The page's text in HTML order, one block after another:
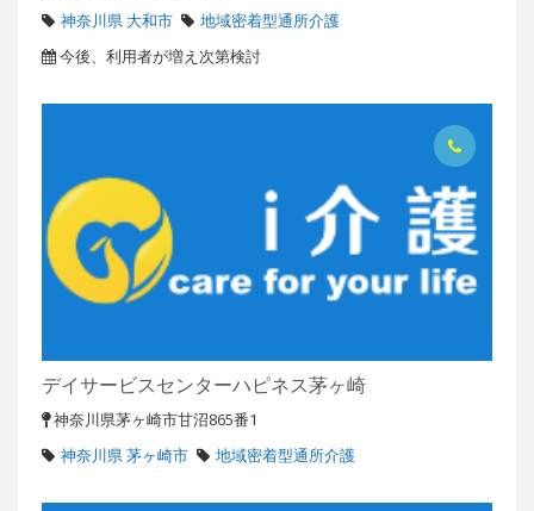
神奈川県 大和市
地域密着型通所介護
今後、利用者が増え次第検討
デイサービスセンターハピネス茅ヶ崎
神奈川県茅ヶ崎市甘沼865番1
神奈川県 茅ヶ崎市
地域密着型通所介護